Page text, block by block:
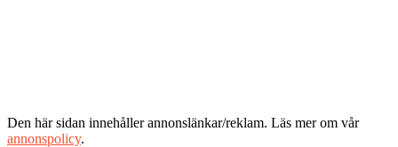
Den här sidan innehåller annonslänkar/reklam. Läs mer om vår
annonspolicy.